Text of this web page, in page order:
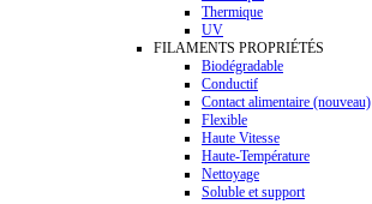
Thermique
UV
FILAMENTS PROPRIÉTÉS
Biodégradable
Conductif
Contact alimentaire (nouveau)
Flexible
Haute Vitesse
Haute-Température
Nettoyage
Soluble et support